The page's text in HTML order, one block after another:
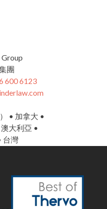
團
600 6123
• 加拿大 •
大利亞 •
台灣